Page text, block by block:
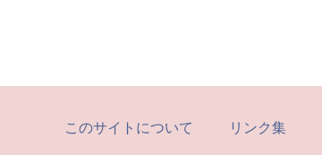
このサイトについて リンク集